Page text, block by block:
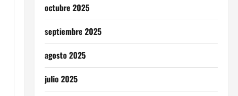
octubre 2025
septiembre 2025
agosto 2025
julio 2025